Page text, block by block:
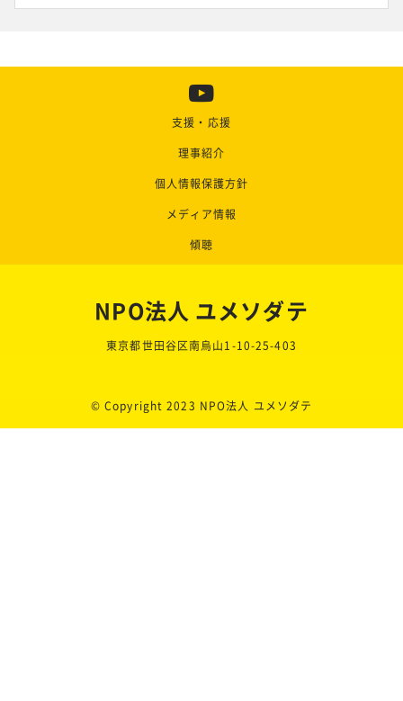
支援・応援
理事紹介
個人情報保護方針
メディア情報
傾聴
NPO法人 ユメソダテ
東京都世田谷区南烏山1-10-25-403
© Copyright 2023 NPO法人 ユメソダテ